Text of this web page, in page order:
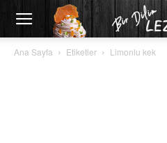
Ana Sayfa Etiketler Limonlu kek